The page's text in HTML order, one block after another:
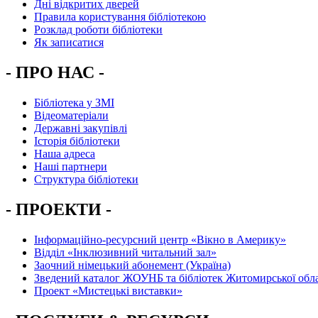
Дні відкритих дверей
Правила користування бібліотекою
Розклад роботи бібліотеки
Як записатися
- ПРО НАС -
Бібліотека у ЗМІ
Відеоматеріали
Державні закупівлі
Історія бібліотеки
Наша адреса
Наші партнери
Структура бібліотеки
- ПРОЕКТИ -
Інформаційно-ресурсний центр «Вікно в Америку»
Вiддiл «Інклюзивний читальний зал»
Заочний німецький абонемент (Україна)
Зведений каталог ЖОУНБ та бібліотек Житомирської
Проект «Мистецькі виставки»